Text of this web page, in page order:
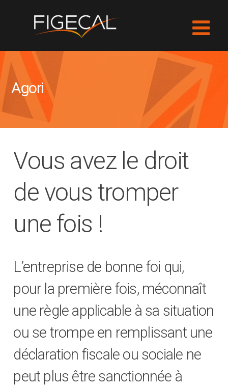
Agori
Vous avez le droit
de vous tromper
une fois !
L’entreprise de bonne foi qui,
pour la première fois, méconnaît
une règle applicable à sa situation
ou se trompe en remplissant une
déclaration fiscale ou sociale ne
peut plus être sanctionnée à